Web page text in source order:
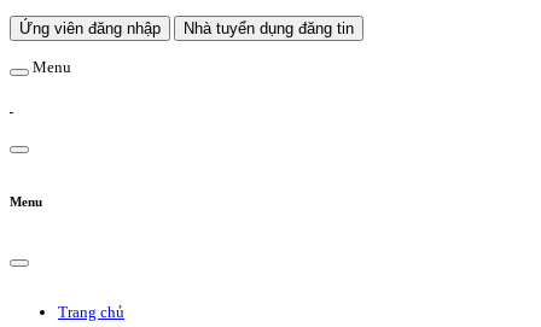
Ứng viên đăng nhập Nhà tuyển dụng đăng tin
Menu
Menu
Trang chủ